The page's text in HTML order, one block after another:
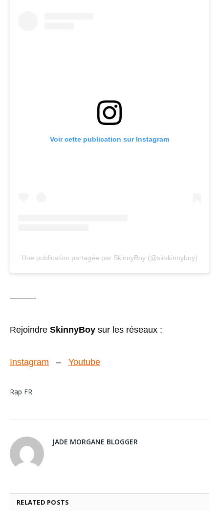
Voir cette publication sur Instagram
Une publication partagée par SkinnyBoy (@sirskinnyboy)
———-
Rejoindre SkinnyBoy sur les réseaux :
Instagram – Youtube
Rap FR
JADE MORGANE BLOGGER
RELATED POSTS